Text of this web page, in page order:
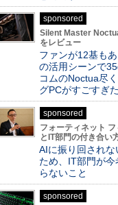
sponsored
Silent Master
をレビュー
ファンが12基も
の活用シーンで
コムのNoctua尽
グPCがすごすぎた
sponsored
フォーティネット
とIT部門の付き合い
AIに振り回され
ため、IT部門が
らないこと
sponsored